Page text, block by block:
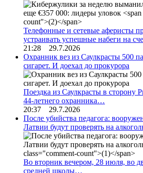
Телефонные и сетевые аферисты
устраивать успешные набеги на
21:28 29.7.2026
Охранник вез из Саулкрасты 500
сигарет. И доехал до прокурора
Поездка из Саулкрасты в сторону
44-летнего охранника…
20:37 29.7.2026
После убийства педагога:
Латвии будут проверять на
Во вторник вечером, 28 июля, во
средней школы…